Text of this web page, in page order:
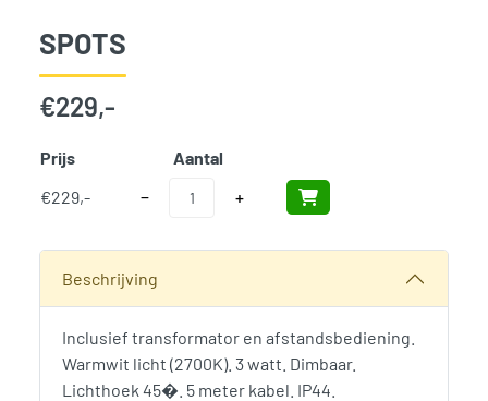
SPOTS
€229,-
Prijs Aantal
€229,- −
Spots aantal
+
Beschrijving
Inclusief transformator en afstandsbediening.
Warmwit licht (2700K). 3 watt. Dimbaar.
Lichthoek 45�. 5 meter kabel. IP44.